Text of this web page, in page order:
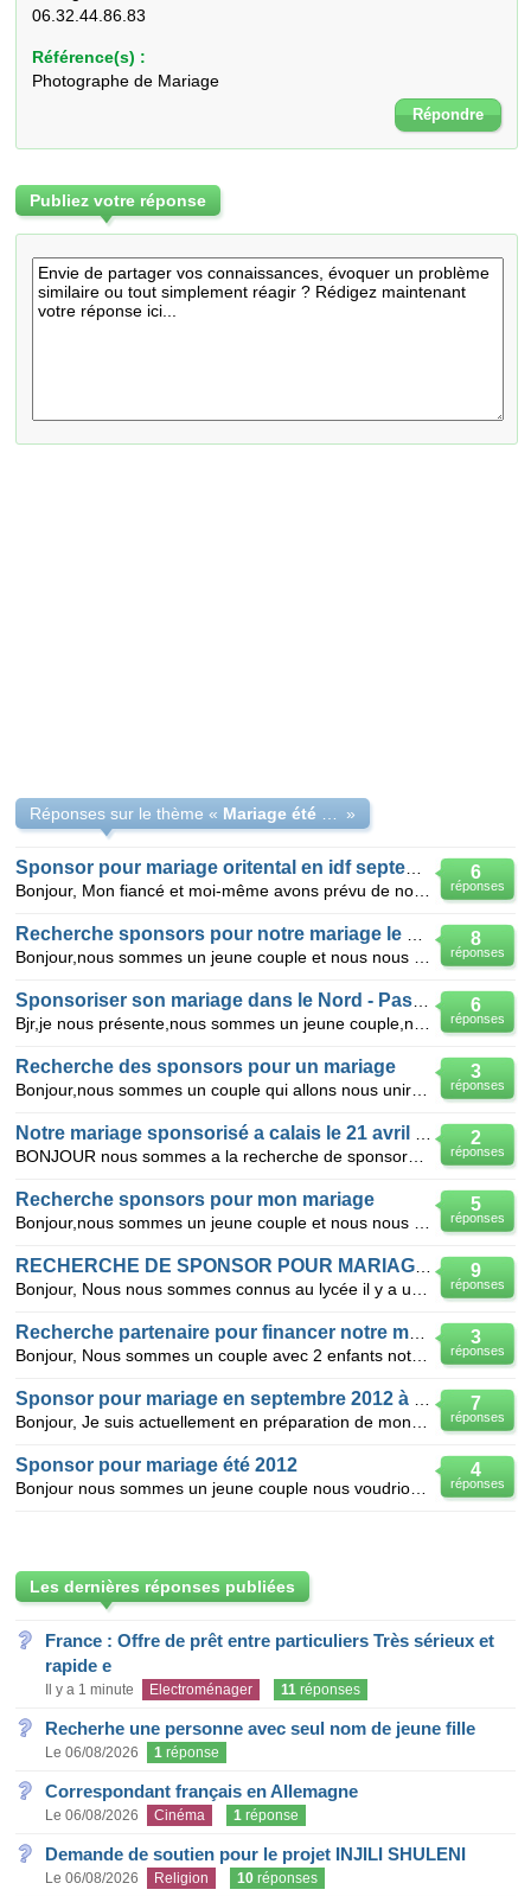
06.32.44.86.83
Référence(s) :
Photographe de Mariage
Répondre
Publiez votre réponse
Réponses sur le thème « »
6
réponses
8
réponses
6
réponses
3
réponses
Recherche des sponsors pour un mariage
2
réponses
5
réponses
Recherche sponsors pour mon mariage
9
réponses
3
réponses
7
réponses
4
réponses
Sponsor pour mariage été 2012
Les dernières réponses publiées
France : Offre de prêt entre particuliers Très sérieux et
rapide e
Il y a 1 minute Electroménager 11 réponses
Recherhe une personne avec seul nom de jeune fille
Le 06/08/2026 1 réponse
Correspondant français en Allemagne
Le 06/08/2026 Cinéma 1 réponse
Demande de soutien pour le projet INJILI SHULENI
Le 06/08/2026 Religion 10 réponses